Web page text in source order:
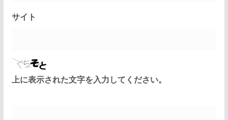
サイト
上に表示された文字を入力してください。